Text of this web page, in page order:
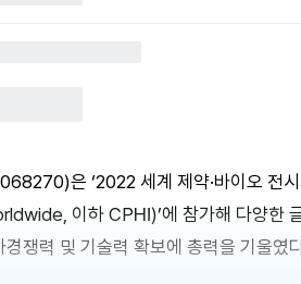
은 ‘2022 세계 제약·바이오 전
이하 CPHI)’에 참가해 다양한
쟁력 및 기술력 확보에 총력을 기울였